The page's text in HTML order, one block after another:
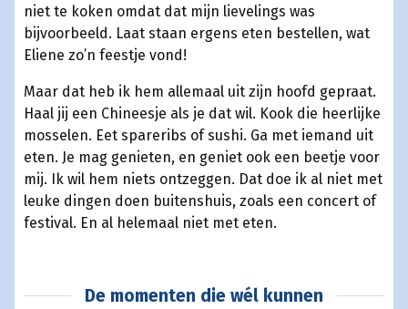
niet te koken omdat dat mijn lievelings was
bijvoorbeeld. Laat staan ergens eten bestellen, wat
Eliene zo’n feestje vond!
Maar dat heb ik hem allemaal uit zijn hoofd gepraat.
Haal jij een Chineesje als je dat wil. Kook die heerlijke
mosselen. Eet spareribs of sushi. Ga met iemand uit
eten. Je mag genieten, en geniet ook een beetje voor
mij. Ik wil hem niets ontzeggen. Dat doe ik al niet met
leuke dingen doen buitenshuis, zoals een concert of
festival. En al helemaal niet met eten.
De momenten die wél kunnen